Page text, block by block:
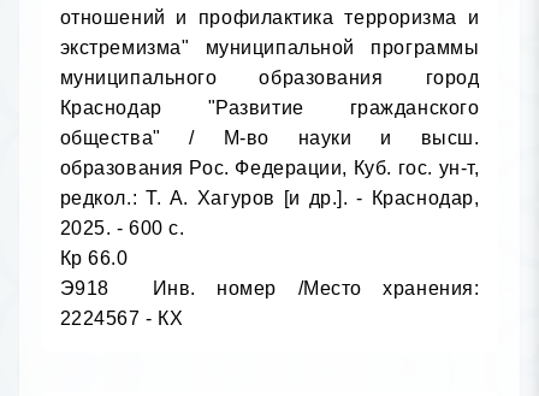
отношений и профилактика терроризма и
экстремизма" муниципальной программы
муниципального образования город
Краснодар "Развитие гражданского
общества" / М-во науки и высш.
образования Рос. Федерации, Куб. гос. ун-т,
редкол.: Т. А. Хагуров [и др.]. - Краснодар,
2025. - 600 с.
Кр 66.0
Э918	Инв. номер /Место хранения:
2224567 - КХ